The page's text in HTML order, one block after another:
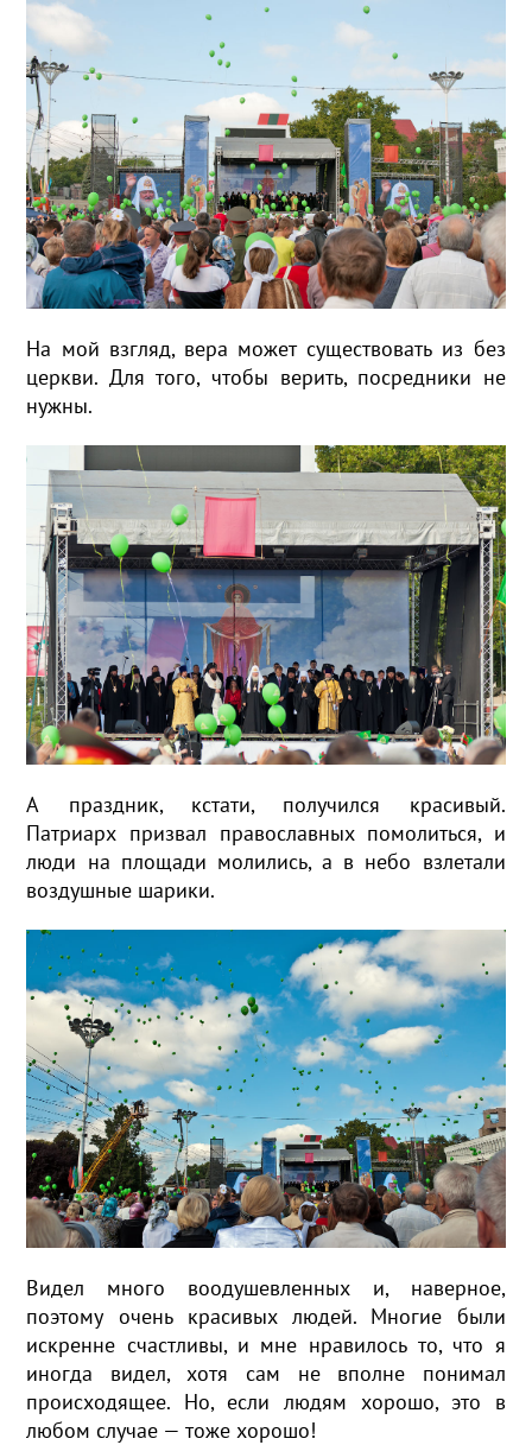
На мой взгляд, вера может существовать из без
церкви. Для того, чтобы верить, посредники не
нужны.
А праздник, кстати, получился красивый.
Патриарх призвал православных помолиться, и
люди на площади молились, а в небо взлетали
воздушные шарики.
Видел много воодушевленных и, наверное,
поэтому очень красивых людей. Многие были
искренне счастливы, и мне нравилось то, что я
иногда видел, хотя сам не вполне понимал
происходящее. Но, если людям хорошо, это в
любом случае — тоже хорошо!